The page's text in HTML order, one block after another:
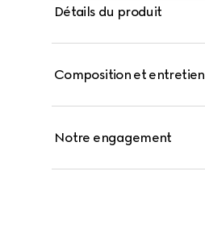
Détails du produit
Composition et entretien
Notre engagement